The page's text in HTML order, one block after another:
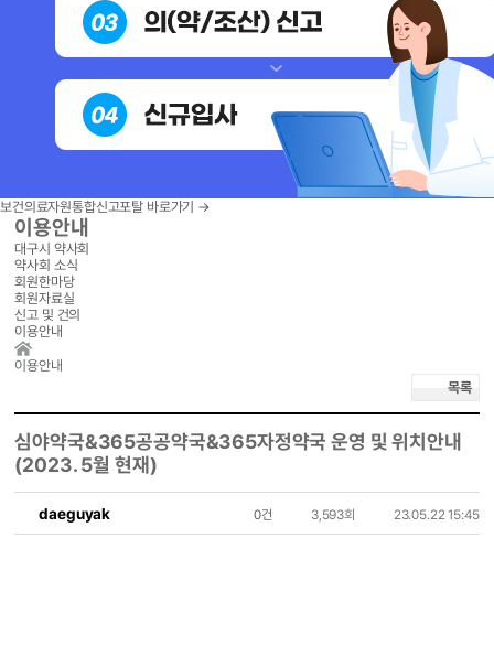
보건의료자원통합신고포탈 바로가기 →
이용안내
대구시 약사회
약사회 소식
회원한마당
회원자료실
신고 및 건의
이용안내
이용안내
목록
심야약국&365공공약국&365자정약국 운영 및 위치안내
(2023. 5월 현재)
daeguyak 0건 3,593회 23.05.22 15:45